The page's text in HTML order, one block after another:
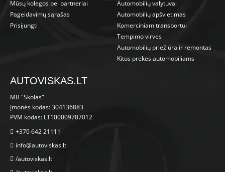
Mūsų kolegos bei partneriai
Pageidavimų sąrašas
Prisijungti
Automobilių valytuvai
Automobilių apšvietimas
Komerciniam transportui
Tempimo virvės
Automobilių priežiūra ir remontas
Kitos prekės automobiliams
AUTOVISKAS.LT
MB "Skolas"
Įmonės kodas: 304136883
PVM kodas: LT100009787012
+370 642 21111
info@autoviskas.lt
/autoviskas.lt